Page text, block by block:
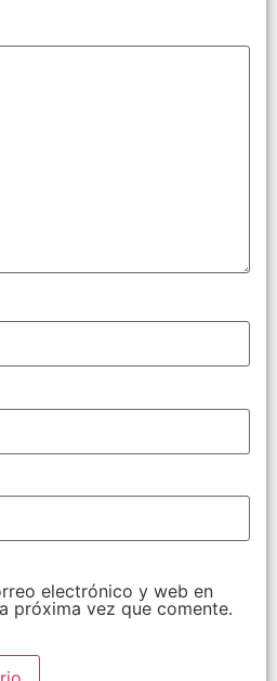
electrónico y web en
próxima vez que comente.